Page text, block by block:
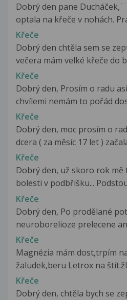
Dobrý den pane Ducháček,¨
optala na křeče v nohách.
Křeče
Dobrý den chtěla sem se
večera mám velké křeče do
Křeče
Dobrý den, Prosím o radu
chvílemi nemám to pořád
Křeče
Dobrý den, moc prosím o
dcera ( za měsíc 17 let )
Křeče
Dobrý den, už skoro rok
bolesti v podbřišku...
Křeče
Dobrý den, Po prodělané
neuroborelioze prelecene
Křeče
Magnézia mám dost,trpím
žaludek,beru Letrox na
Křeče
Dobrý den, chtěla bych se